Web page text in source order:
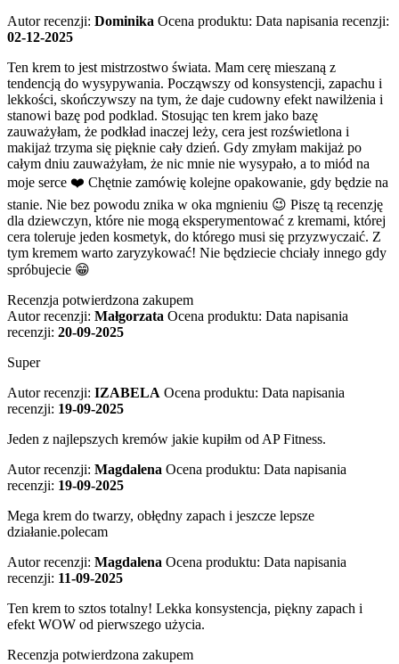
Autor recenzji: Dominika Ocena produktu: Data napisania recenzji:
02-12-2025
Ten krem to jest mistrzostwo świata. Mam cerę mieszaną z
tendencją do wysypywania. Począwszy od konsystencji, zapachu i
lekkości, skończywszy na tym, że daje cudowny efekt nawilżenia i
stanowi bazę pod podklad. Stosując ten krem jako bazę
zauważyłam, że podkład inaczej leży, cera jest rozświetlona i
makijaż trzyma się pięknie cały dzień. Gdy zmyłam makijaż po
całym dniu zauważyłam, że nic mnie nie wysypało, a to miód na
moje serce ❤️ Chętnie zamówię kolejne opakowanie, gdy będzie na
stanie. Nie bez powodu znika w oka mgnieniu 😉 Piszę tą recenzję
dla dziewczyn, które nie mogą eksperymentować z kremami, której
cera toleruje jeden kosmetyk, do którego musi się przyzwyczaić. Z
tym kremem warto zaryzykować! Nie będziecie chciały innego gdy
spróbujecie 😁
Recenzja potwierdzona zakupem
Autor recenzji: Małgorzata Ocena produktu: Data napisania
recenzji: 20-09-2025
Super
Autor recenzji: IZABELA Ocena produktu: Data napisania
recenzji: 19-09-2025
Jeden z najlepszych kremów jakie kupiłm od AP Fitness.
Autor recenzji: Magdalena Ocena produktu: Data napisania
recenzji: 19-09-2025
Mega krem do twarzy, obłędny zapach i jeszcze lepsze
działanie.polecam
Autor recenzji: Magdalena Ocena produktu: Data napisania
recenzji: 11-09-2025
Ten krem to sztos totalny! Lekka konsystencja, piękny zapach i
efekt WOW od pierwszego użycia.
Recenzja potwierdzona zakupem